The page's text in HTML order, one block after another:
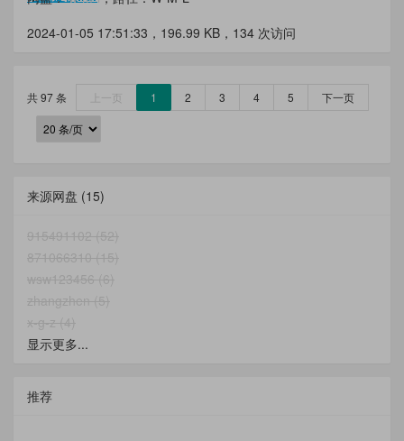
2024-01-05 17:51:33， 196.99 KB ，134 次访问
共 97 条 上一页 1 2 3 4 5 下一页
来源网盘 (15)
915491102 (52)
871066310 (15)
wsw123456 (6)
zhangzhen (5)
x-g-z (4)
显示更多...
推荐